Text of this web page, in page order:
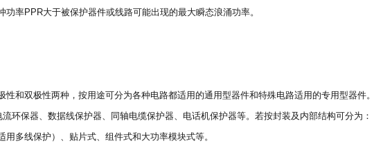
率PPR大于被保护器件或线路可能出现的最大瞬态浪涌功率。
性和双极性两种，按用途可分为各种电路都适用的通用型器件和特殊电路适用的专用型器件
环保器、数据线保护器、同轴电缆保护器、电话机保护器等。若按封装及内部结构可分为：
多线保护）、贴片式、组件式和大功率模块式等。